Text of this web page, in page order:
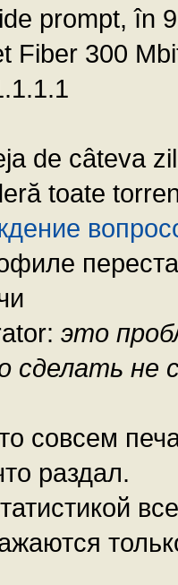
prompt, în
Fiber 300
de câteva
toate
это
сделать не
совсем
раздал.